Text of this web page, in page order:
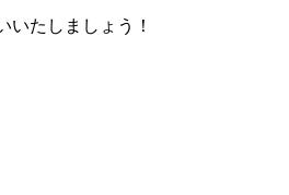
いたしましょう！